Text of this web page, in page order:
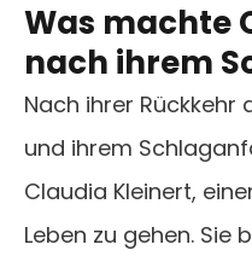
Was machte
nach ihrem
Nach ihrer Rückkehr
und ihrem
Claudia Kleinert,
Leben zu gehen. Sie